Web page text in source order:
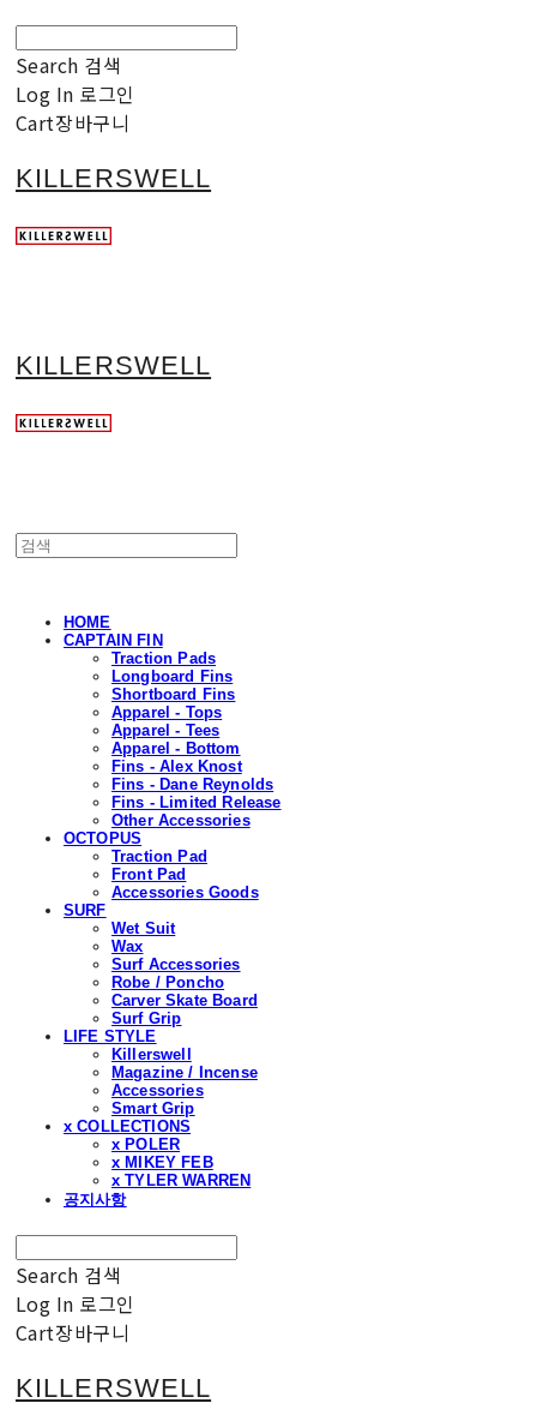
Search 검색
Log In 로그인
Cart장바구니
KILLERSWELL
KILLERSWELL
HOME
CAPTAIN FIN
Traction Pads
Longboard Fins
Shortboard Fins
Apparel - Tops
Apparel - Tees
Apparel - Bottom
Fins - Alex Knost
Fins - Dane Reynolds
Fins - Limited Release
Other Accessories
OCTOPUS
Traction Pad
Front Pad
Accessories Goods
SURF
Wet Suit
Wax
Surf Accessories
Robe / Poncho
Carver Skate Board
Surf Grip
LIFE STYLE
Killerswell
Magazine / Incense
Accessories
Smart Grip
x COLLECTIONS
x POLER
x MIKEY FEB
x TYLER WARREN
공지사항
Search 검색
Log In 로그인
Cart장바구니
KILLERSWELL